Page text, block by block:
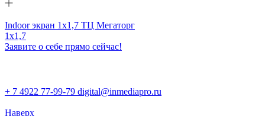
Indoor экран 1х1,7 ТЦ Мегаторг
1x1,7
Заявите о себе прямо сейчас!
+ 7 4922 77-99-79 digital@inmediapro.ru
Наверх